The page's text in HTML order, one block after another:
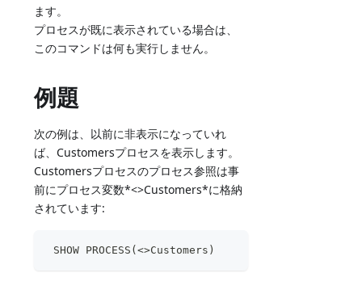
ます。
プロセスが既に表示されている場合は、
このコマンドは何も実行しません。
例題
次の例は、以前に非表示になっていれ
ば、Customersプロセスを表示します。
Customersプロセスのプロセス参照は事
前にプロセス変数*<>Customers*に格納
されています:
SHOW PROCESS(<>Customers)